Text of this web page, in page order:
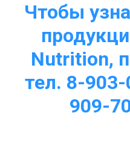
Чтобы
Nutrition,
тел. 8-
909-